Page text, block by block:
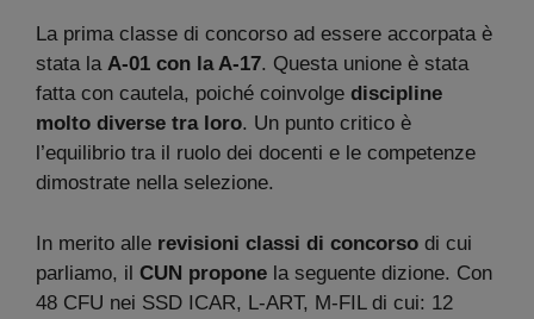
La prima classe di concorso ad essere accorpata è
stata la A-01 con la A-17. Questa unione è stata
fatta con cautela, poiché coinvolge discipline
molto diverse tra loro. Un punto critico è
l’equilibrio tra il ruolo dei docenti e le competenze
dimostrate nella selezione.
In merito alle revisioni classi di concorso di cui
parliamo, il CUN propone la seguente dizione. Con
48 CFU nei SSD ICAR, L-ART, M-FIL di cui: 12